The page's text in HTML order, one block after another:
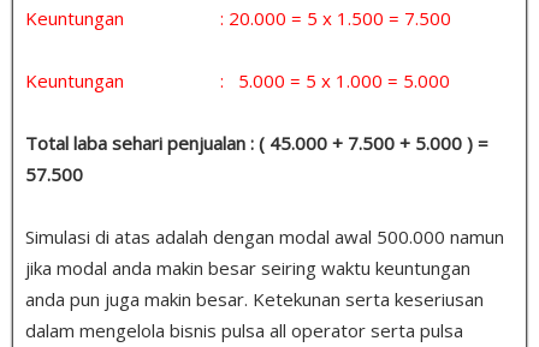
Keuntungan : 20.000 = 5 x 1.500 = 7.500
Keuntungan : 5.000 = 5 x 1.000 = 5.000
Total laba sehari penjualan : ( 45.000 + 7.500 + 5.000 ) =
57.500
Simulasi di atas adalah dengan modal awal 500.000 namun
jika modal anda makin besar seiring waktu keuntungan
anda pun juga makin besar. Ketekunan serta keseriusan
dalam mengelola bisnis pulsa all operator serta pulsa